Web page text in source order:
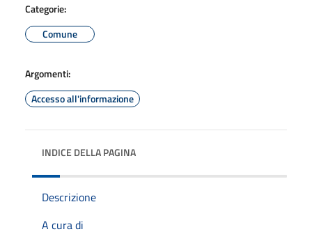
Categorie:
Comune
Argomenti:
Accesso all'informazione
INDICE DELLA PAGINA
Descrizione
A cura di